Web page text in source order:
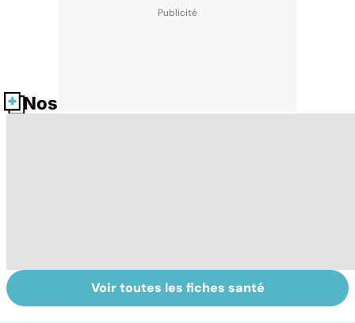
Nos fiches santé
La tuberculose
pulmonaire
Tout savoir sur
les infections
Voir toutes les fiches santé